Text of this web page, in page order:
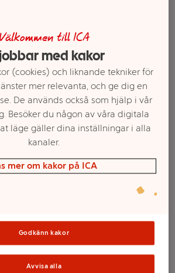
2kg ICA
Välj butik och handla
kan variera mellan butikerna
Välkommen till ICA
med kakor
(cookies) och liknande tekniker för
mer relevanta, och ge dig en
De används också som hjälp i vår
Besöker du någon av våra digitala
läge gäller dina inställningar i alla
kanaler.
mer om kakor på ICA
Godkänn kakor
Avvisa alla